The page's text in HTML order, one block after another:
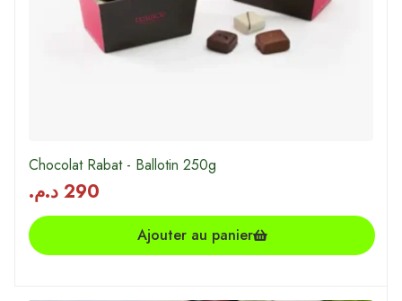
Chocolat Rabat - Ballotin 250g
290 د.م.
Ajouter au panier